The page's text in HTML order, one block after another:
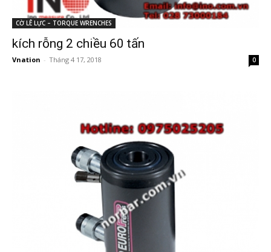
CỜ LÊ LỰC – TORQUE WRENCHES
kích rỗng 2 chiều 60 tấn
Vnation - Tháng 4 17, 2018 0